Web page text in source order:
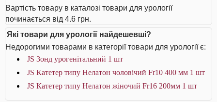
Вартість товару в каталозі товари для урології
починається від 4.6 грн.
Які товари для урології найдешевші?
Недорогими товарами в категорії товари для урології є:
JS Зонд урогенітальний 1 шт
JS Катетер типу Нелатон чоловічий Fr10 400 мм 1 шт
JS Катетер типу Нелатон жіночий Fr16 200мм 1 шт